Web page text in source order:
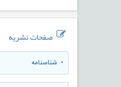
صفحات نشریه
• شناسنامه